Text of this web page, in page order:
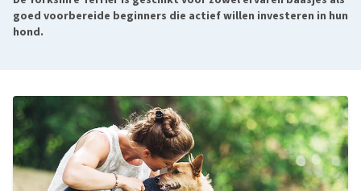
goed voorbereide beginners die actief willen investeren in hun
hond.